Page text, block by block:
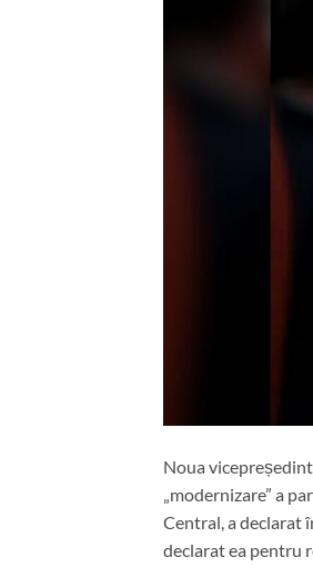
Noua
„modernizare” a
Central, a declarat
declarat ea pentru